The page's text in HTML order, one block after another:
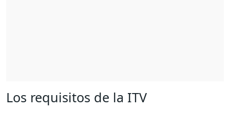
Los requisitos de la ITV